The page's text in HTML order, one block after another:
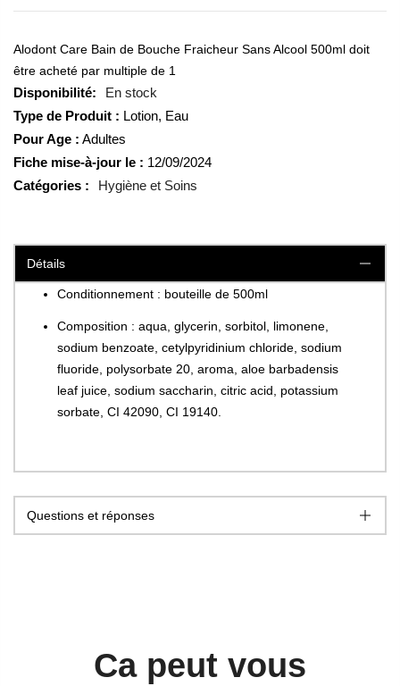
Alodont Care Bain de Bouche Fraicheur Sans Alcool 500ml doit
être acheté par multiple de 1
En stock
Type de Produit : Lotion, Eau
Pour Age : Adultes
Fiche mise-à-jour le : 12/09/2024
Catégories :
Hygiène et Soins
Détails
Conditionnement : bouteille de 500ml
Composition : aqua, glycerin, sorbitol, limonene,
sodium benzoate, cetylpyridinium chloride, sodium
fluoride, polysorbate 20, aroma, aloe barbadensis
leaf juice, sodium saccharin, citric acid, potassium
sorbate, CI 42090, CI 19140.
Questions et réponses
Ca peut vous